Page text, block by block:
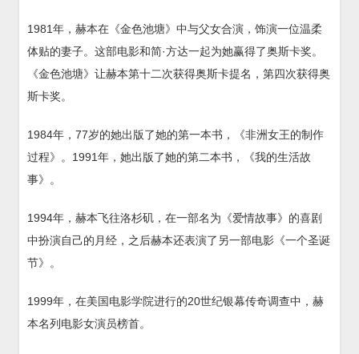
1981年，赫本在《金色池塘》中与父女合演，饰演一位温柔
体贴的妻子。这部电影和简·方达一起为她赢得了奥斯卡奖。
《金色池塘》让赫本第十二次获得奥斯卡提名，第四次获得奥
斯卡奖。
1984年，77岁的她出版了她的第一本书，《非洲女王的制作
过程》。1991年，她出版了她的第二本书，《我的生活故
事》。
1994年，赫本飞往洛杉矶，在一部名为《爱情故事》的喜剧
中扮演自己的月经，之后赫本还表演了另一部电影《一个圣诞
节》。
1999年，在美国电影学院进行的20世纪银幕传奇调查中，赫
本名列电影女演员榜首。